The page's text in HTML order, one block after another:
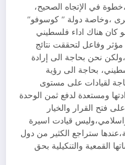
في الإتجاه الصحيح،
،وخاصة دولة ” كوسوفو”
كان هناك اداء فلسطيني
وفاعل لتحققت نتائج
نحن بحاجة الى إرادة
بحاجة الى رؤية
لقيادات على مستوى
ومستعدة لدفع ثمن الوحدة
فتح القرار والخيار
قيادت اسيرة
ستراجع الكثير من دول
القمعية والتنكيلية بحق